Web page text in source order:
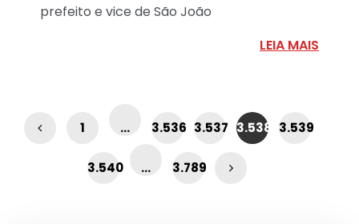
prefeito e vice de São João
LEIA MAIS
1 … 3.536 3.537 3.538 3.539
3.540 … 3.789